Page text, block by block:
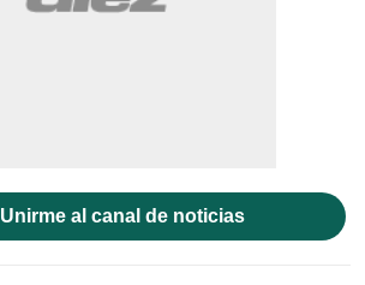
Unirme al canal de noticias